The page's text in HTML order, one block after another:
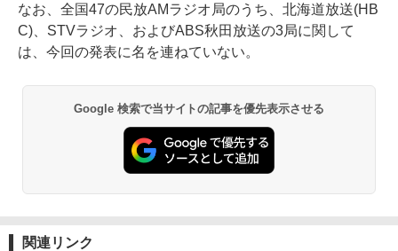
なお、全国47の民放AMラジオ局のうち、北海道放送(HB
C)、STVラジオ、およびABS秋田放送の3局に関して
は、今回の発表に名を連ねていない。
Google 検索で当サイトの記事を優先表示させる
関連リンク